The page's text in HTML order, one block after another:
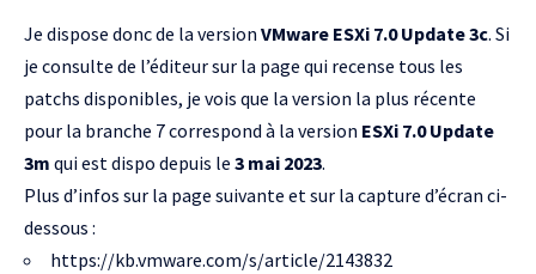
Je dispose donc de la version VMware ESXi 7.0 Update 3c. Si
je consulte de l’éditeur sur la page qui recense tous les
patchs disponibles, je vois que la version la plus récente
pour la branche 7 correspond à la version ESXi 7.0 Update
3m qui est dispo depuis le 3 mai 2023.
Plus d’infos sur la page suivante et sur la capture d’écran ci-
dessous :
https://kb.vmware.com/s/article/2143832